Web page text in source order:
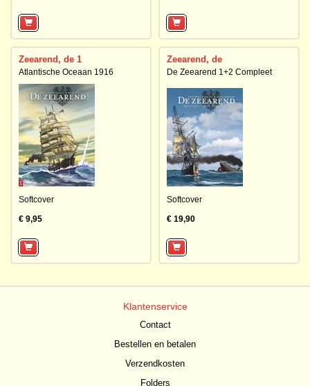
Zeearend, de 1
Atlantische Oceaan 1916
Softcover
€ 9,95
Zeearend, de
De Zeearend 1+2 Compleet
Softcover
€ 19,90
Klantenservice
Contact
Bestellen en betalen
Verzendkosten
Folders